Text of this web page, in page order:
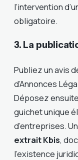
l’intervention
obligatoire.
3. La
Publiez un avis
d’Annonces
Déposez
guichet unique
d’entreprises.
extrait Kbis,
l’existence